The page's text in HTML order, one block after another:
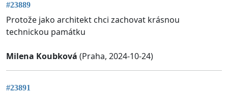
#23889
Protože jako architekt chci zachovat krásnou
technickou památku
Milena Koubková (Praha, 2024-10-24)
#23891